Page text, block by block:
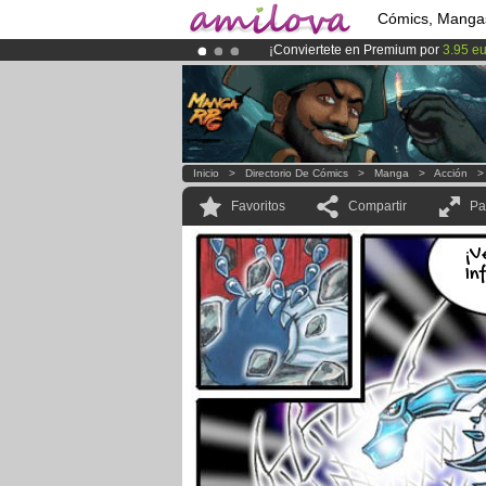
Cómics,
¡Conviertete en Premium por 3.95
¡Ya tenemos 134393miembrosy
El Kickstarter Amilova está
Inicio > Directorio De Cómics > Manga > Acción
Favoritos Compartir